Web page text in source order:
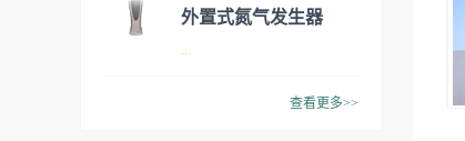
到先进的研发工作，无论您专
外置式氮气发生器
ZEFIRO ZERO
...
查看更多>>